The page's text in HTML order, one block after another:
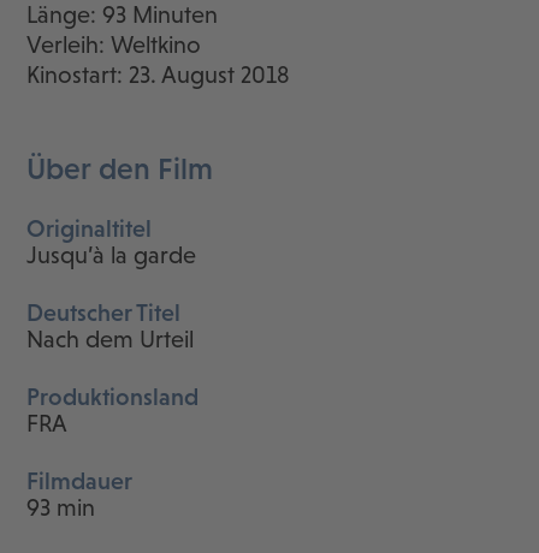
Länge: 93 Minuten
Verleih: Weltkino
Kinostart: 23. August 2018
Über den Film
Originaltitel
Jusqu’à la garde
Deutscher Titel
Nach dem Urteil
Produktionsland
FRA
Filmdauer
93 min